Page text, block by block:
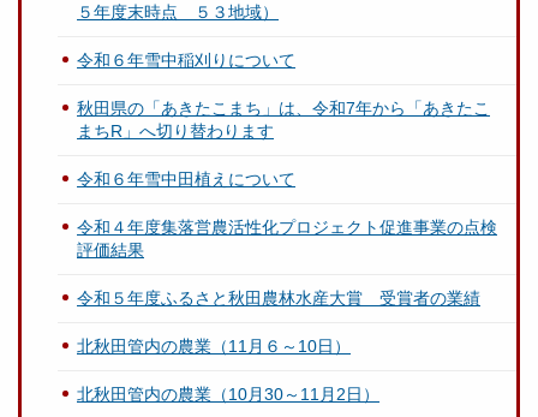
５年度末時点 ５３地域）
令和６年雪中稲刈りについて
秋田県の「あきたこまち」は、令和7年から「あきたこ
まちR」へ切り替わります
令和６年雪中田植えについて
令和４年度集落営農活性化プロジェクト促進事業の点検
評価結果
令和５年度ふるさと秋田農林水産大賞 受賞者の業績
北秋田管内の農業（11月６～10日）
北秋田管内の農業（10月30～11月2日）